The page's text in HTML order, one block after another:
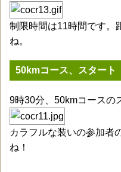
制限時間は11時間です。
ね。
50kmコース、スタート
9時30分、50kmコースの
カラフルな装いの参加者
ね！